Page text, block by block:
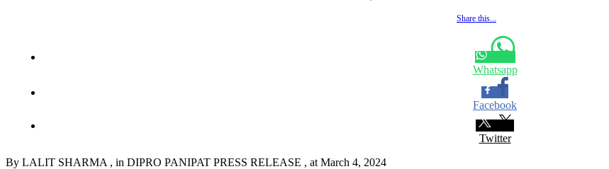
Share this...
Whatsapp
Facebook
Twitter
By LALIT SHARMA , in DIPRO PANIPAT PRESS RELEASE , at March 4, 2024